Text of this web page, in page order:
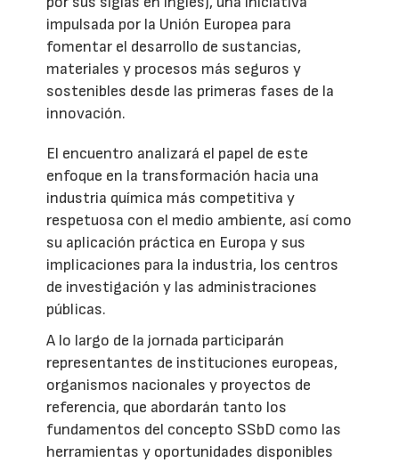
impulsada por la Unión Europea para
fomentar el desarrollo de sustancias,
materiales y procesos más seguros y
sostenibles desde las primeras fases de la
innovación.
El encuentro analizará el papel de este
enfoque en la transformación hacia una
industria química más competitiva y
respetuosa con el medio ambiente, así como
su aplicación práctica en Europa y sus
implicaciones para la industria, los centros
de investigación y las administraciones
públicas.
A lo largo de la jornada participarán
representantes de instituciones europeas,
organismos nacionales y proyectos de
referencia, que abordarán tanto los
fundamentos del concepto SSbD como las
herramientas y oportunidades disponibles